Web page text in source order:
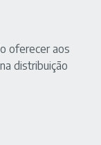
oferecer aos
distribuição